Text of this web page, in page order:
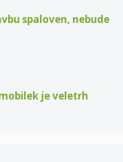
spaloven, nebude
je veletrh